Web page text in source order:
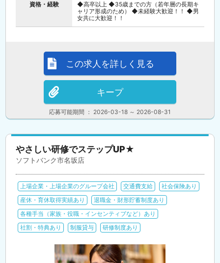
資格・経験
◆高卒以上 ◆35歳までの方（若年層の長期キ
ャリア形成のため） ◆未経験大歓迎！！ ◆男
女共に大歓迎！！
応募可能期間 ： 2026-03-18 ～ 2026-08-31
この求人を詳しく見る
キープ
やさしい研修でステップUP★
ソフトバンク市名坂店
上場企業・上場企業のグループ会社 交通費支給
社会保険あり
産休・育休取得実績あり
退職金・財形貯蓄制度あり
各種手当（家族・役職・インセンティブなど）あり
社割・特典あり
制服貸与 研修制度あり